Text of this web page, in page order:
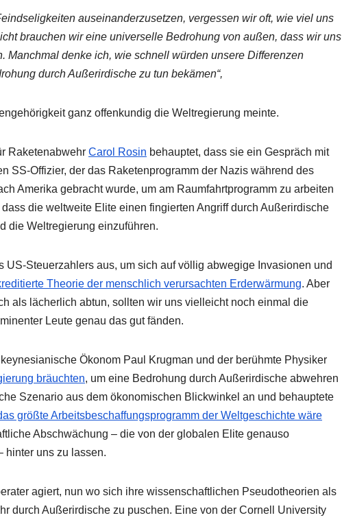
auseinanderzusetzen, vergessen wir oft, wie viel uns
brauchen wir eine universelle Bedrohung von außen, dass wir uns
Manchmal denke ich, wie schnell würden unsere Differenzen
durch Außerirdische zu tun bekämen“,
ganz offenkundig die Weltregierung meinte.
Raketenabwehr Carol Rosin behauptet, dass sie ein Gespräch mit
SS-Offizier, der das Raketenprogramm der Nazis während des
Amerika gebracht wurde, um am Raumfahrtprogramm zu arbeiten
die weltweite Elite einen fingierten Angriff durch Außerirdische
die Weltregierung einzuführen.
Steuerzahlers aus, um sich auf völlig abwegige Invasionen und
Theorie der menschlich verursachten Erderwärmung. Aber
als lächerlich abtun, sollten wir uns vielleicht noch einmal die
Leute genau das gut fänden.
Ökonom Paul Krugman und der berühmte Physiker
bräuchten, um eine Bedrohung durch Außerirdische abwehren
Szenario aus dem ökonomischen Blickwinkel an und behauptete
größte Arbeitsbeschaffungsprogramm der Weltgeschichte wäre
Abschwächung – die von der globalen Elite genauso
hinter uns zu lassen.
agiert, nun wo sich ihre wissenschaftlichen Pseudotheorien als
durch Außerirdische zu puschen. Eine von der Cornell University